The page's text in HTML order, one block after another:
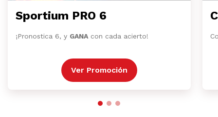
Sportium PRO 6
¡Pronostica 6, y GANA con cada acierto!
Ver Promoción